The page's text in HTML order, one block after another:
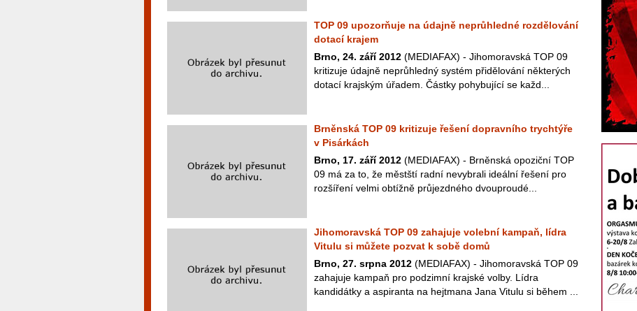
TOP 09 upozorňuje na údajně neprůhledné rozdělování
dotací krajem
Brno, 24. září 2012 (MEDIAFAX) - Jihomoravská TOP 09
kritizuje údajně neprůhledný systém přidělování některých
dotací krajským úřadem. Částky pohybující se každ...
Brněnská TOP 09 kritizuje řešení dopravního trychtýře
v Pisárkách
Brno, 17. září 2012 (MEDIAFAX) - Brněnská opoziční TOP
09 má za to, že městští radní nevybrali ideální řešení pro
rozšíření velmi obtížně průjezdného dvouproudé...
Jihomoravská TOP 09 zahajuje volební kampaň, lídra
Vitulu si můžete pozvat k sobě domů
Brno, 27. srpna 2012 (MEDIAFAX) - Jihomoravská TOP 09
zahajuje kampaň pro podzimní krajské volby. Lídra
kandidátky a aspiranta na hejtmana Jana Vitulu si během ...